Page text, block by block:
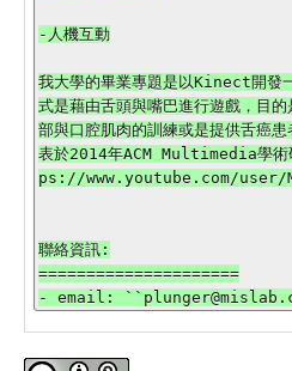
-人機互動
我大學的畢業專題是以Kinect開發
式是藉由舌頭與嘴巴進行遊戲，目
部與口腔肌肉的訓練或是提供舌癌
表於2014年ACM Multimedia學
ps://www.youtube.com/user/
聯絡資訊:
=====================